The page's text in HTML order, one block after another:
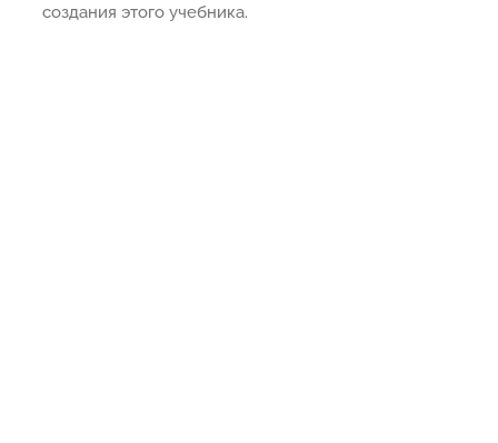
создания этого учебника.